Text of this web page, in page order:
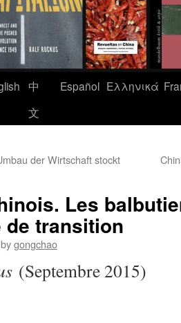
中
文
Español Eλληνικά
der Wirtschaft stockt
Les
de transition
bygongchao
(Septembre 2015)